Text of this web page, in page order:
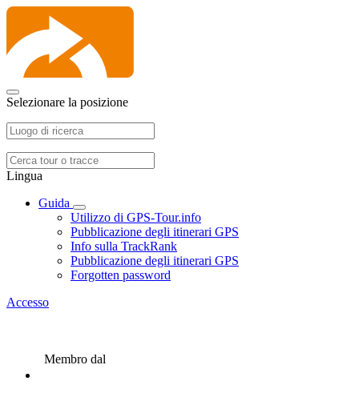
Selezionare la posizione
Lingua
Guida
Utilizzo di GPS-Tour.info
Pubblicazione degli itinerari GPS
Info sulla TrackRank
Pubblicazione degli itinerari GPS
Forgotten password
Accesso
Membro dal